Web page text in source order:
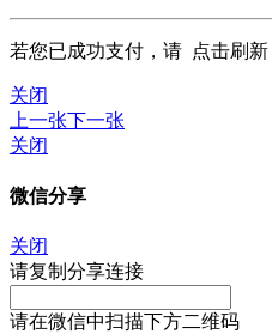
若您已成功支付，请 点击刷新
关闭
上一张下一张
关闭
微信分享
关闭
请复制分享连接
请在微信中扫描下方二维码